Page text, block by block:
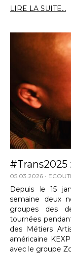
LIRE LA SUITE...
#Trans2025
05.03.2026
Depuis le 15
semaine deux
groupes des
tournées
des Métiers
américaine
avec le groupe